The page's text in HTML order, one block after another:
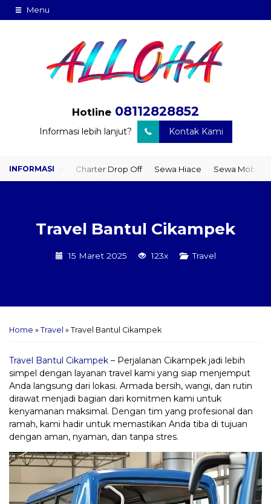
Menu
Hotline 08112828852
Informasi lebih lanjut? Kontak Kami
Door Charter Drop Off Sewa Hiace Sewa Mobil Plus Driver
Travel Bantul Cikampek
15 Maret 2025 123x Travel
Home » Travel » Travel Bantul Cikampek
Travel Bantul Cikampek – Perjalanan Cikampek jadi lebih
simpel dengan layanan travel kami yang siap menjemput
Anda langsung dari lokasi. Armada bersih, wangi, dan rutin
dirawat menjadi bagian dari komitmen kami untuk
kenyamanan maksimal. Dengan tim yang profesional dan
ramah, kami hadir untuk memastikan Anda tiba di tujuan
dengan aman, nyaman, dan tanpa stres.